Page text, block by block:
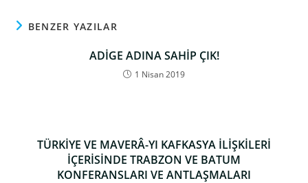
BENZER YAZILAR
ADİGE ADINA SAHİP ÇIK!
1 Nisan 2019
TÜRKİYE VE MAVERÂ-YI KAFKASYA İLİŞKİLERİ
İÇERİSİNDE TRABZON VE BATUM
KONFERANSLARI VE ANTLAŞMALARI